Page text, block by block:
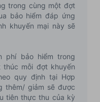
trong cùng một đợt
bảo hiểm đáp ứng
khuyến mại này sẽ
phí bảo hiểm trong
mỗi đợt khuyến
quy định tại Hợp
thêm/ giảm sẽ được
tiên thực thu của kỳ